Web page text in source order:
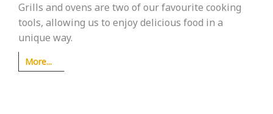
Grills and ovens are two of our favourite cooking
tools, allowing us to enjoy delicious food in a
unique way.
More...